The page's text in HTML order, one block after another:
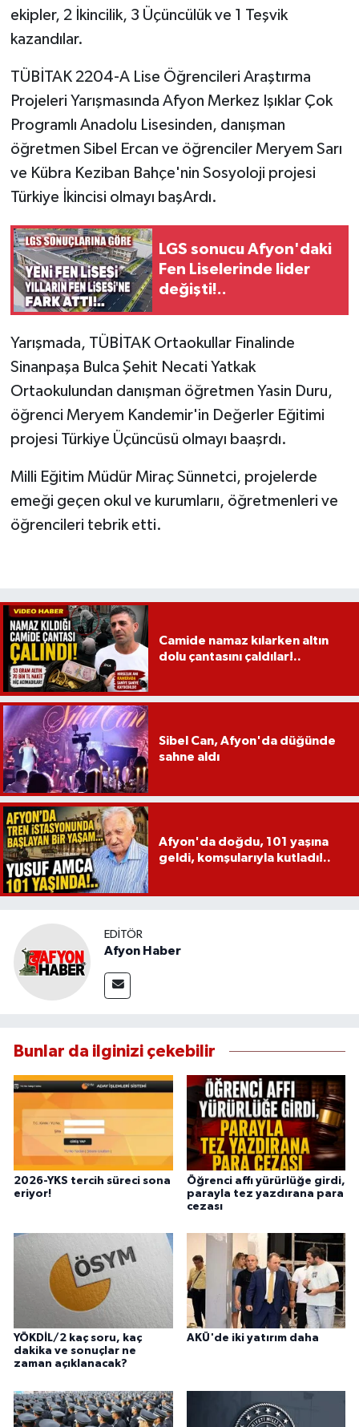
ekipler, 2 İkincilik, 3 Üçüncülük ve 1 Teşvik
kazandılar.
TÜBİTAK 2204-A Lise Öğrencileri Araştırma
Projeleri Yarışmasında Afyon Merkez Işıklar Çok
Programlı Anadolu Lisesinden, danışman
öğretmen Sibel Ercan ve öğrenciler Meryem Sarı
ve Kübra Keziban Bahçe'nin Sosyoloji projesi
Türkiye İkincisi olmayı başArdı.
LGS sonucu Afyon'daki
Fen Liselerinde lider
değişti!..
Yarışmada, TÜBİTAK Ortaokullar Finalinde
Sinanpaşa Bulca Şehit Necati Yatkak
Ortaokulundan danışman öğretmen Yasin Duru,
öğrenci Meryem Kandemir'in Değerler Eğitimi
projesi Türkiye Üçüncüsü olmayı baaşrdı.
Milli Eğitim Müdür Miraç Sünnetci, projelerde
emeği geçen okul ve kurumlarıı, öğretmenleri ve
öğrencileri tebrik etti.
Camide namaz kılarken altın
dolu çantasını çaldılar!..
Sibel Can, Afyon'da düğünde
sahne aldı
Afyon'da doğdu, 101 yaşına
geldi, komşularıyla kutladı!..
EDITÖR
Afyon Haber
Bunlar da ilginizi çekebilir
2026-YKS tercih süreci sona
eriyor!
Öğrenci affı yürürlüğe girdi,
parayla tez yazdırana para
cezası
YÖKDİL/2 kaç soru, kaç
dakika ve sonuçlar ne
zaman açıklanacak?
AKÜ'de iki yatırım daha